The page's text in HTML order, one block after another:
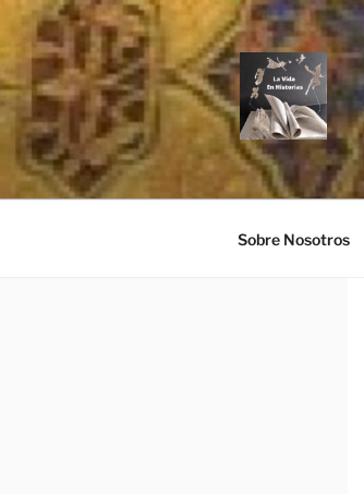
Saltar
contenido
Sobre Nosotros